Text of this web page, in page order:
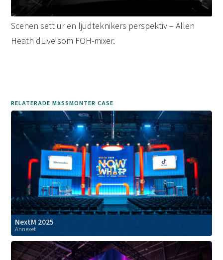
Scenen sett ur en ljudteknikers perspektiv – Allen
Heath dLive som FOH-mixer.
RELATERADE MäSSMONTER CASE
NextM 2025
Annexet